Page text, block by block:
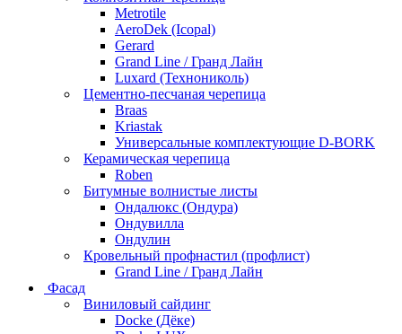
Metrotile
AeroDek (Icopal)
Gerard
Grand Line / Гранд Лайн
Luxard (Технониколь)
Цементно-песчаная черепица
Braas
Kriastak
Универсальные комплектующие D-BORK
Керамическая черепица
Roben
Битумные волнистые листы
Ондалюкс (Ондура)
Ондувилла
Ондулин
Кровельный профнастил (профлист)
Grand Line / Гранд Лайн
Фасад
Виниловый сайдинг
Docke (Дёке)